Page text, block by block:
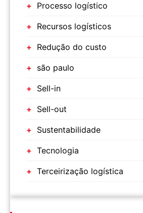
Processo logístico
Recursos logísticos
Redução do custo
são paulo
Sell-in
Sell-out
Sustentabilidade
Tecnologia
Terceirização logística